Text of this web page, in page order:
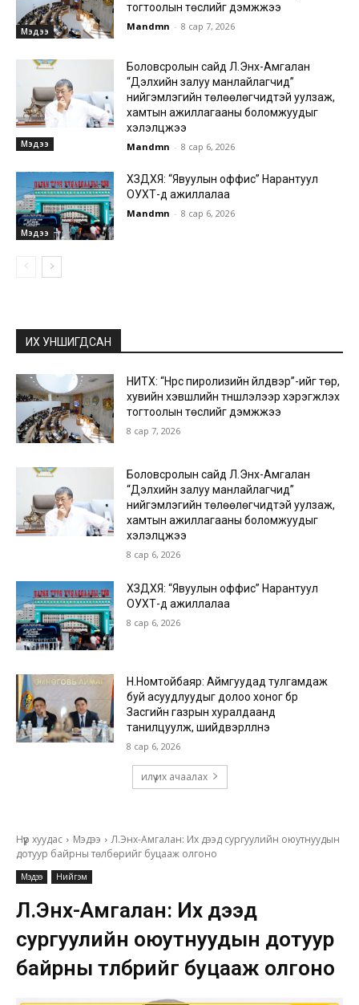
Мэдээ
тогтоолын төслийг дэмжжээ
Mandmn - 8 сар 7, 2026
Мэдээ
Боловсролын сайд Л.Энх-Амгалан
“Дэлхийн залуу манлайлагчид”
нийгэмлэгийн төлөөлөгчидтэй уулзаж,
хамтын ажиллагааны боломжуудыг
хэлэлцжээ
Mandmn - 8 сар 6, 2026
Мэдээ
ХЗДХЯ: “Явуулын оффис” Нарантуул
ОУХТ-д ажиллалаа
Mandmn - 8 сар 6, 2026
ИХ УНШИГДСАН
НИТХ: “Нүүрс пиролизийн үйлдвэр”-ийг төр,
хувийн хэвшлийн түншлэлээр хэрэгжүүлэх
тогтоолын төслийг дэмжжээ
8 сар 7, 2026
Боловсролын сайд Л.Энх-Амгалан
“Дэлхийн залуу манлайлагчид”
нийгэмлэгийн төлөөлөгчидтэй уулзаж,
хамтын ажиллагааны боломжуудыг
хэлэлцжээ
8 сар 6, 2026
ХЗДХЯ: “Явуулын оффис” Нарантуул
ОУХТ-д ажиллалаа
8 сар 6, 2026
Н.Номтойбаяр: Аймгуудад тулгамдаж
буй асуудлуудыг долоо хоног бүр
Засгийн газрын хуралдаанд
танилцуулж, шийдвэрлүүлнэ
8 сар 6, 2026
илүү их ачаалах